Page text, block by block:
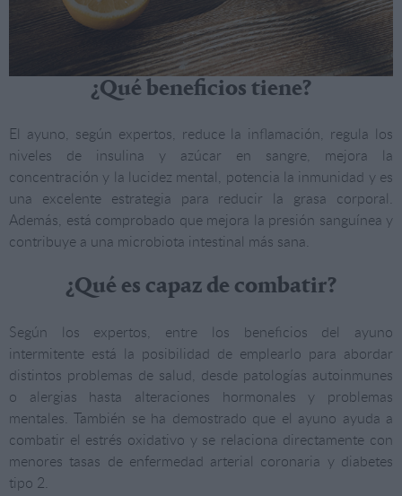
¿Qué beneficios tiene?
El ayuno, según expertos, reduce la inflamación, regula los
niveles de insulina y azúcar en sangre, mejora la
concentración y la lucidez mental, potencia la inmunidad y es
una excelente estrategia para reducir la grasa corporal.
Además, está comprobado que mejora la presión sanguínea y
contribuye a una microbiota intestinal más sana.
¿Qué es capaz de combatir?
Según los expertos, entre los beneficios del ayuno
intermitente está la posibilidad de emplearlo para abordar
distintos problemas de salud, desde patologías autoinmunes
o alergias hasta alteraciones hormonales y problemas
mentales. También se ha demostrado que el ayuno ayuda a
combatir el estrés oxidativo y se relaciona directamente con
menores tasas de enfermedad arterial coronaria y diabetes
tipo 2.